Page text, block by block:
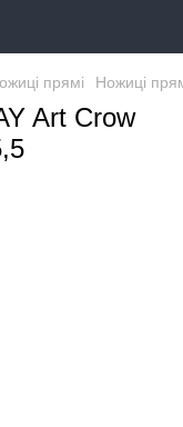
прямі Ножиці
Art Crow